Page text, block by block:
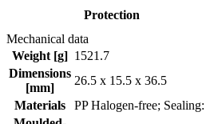
Protection
Mechanical data
Weight [g] 1521.7
Dimensions
[mm]
26.5 x 15.5 x 36.5
Materials
PP Halogen-free;